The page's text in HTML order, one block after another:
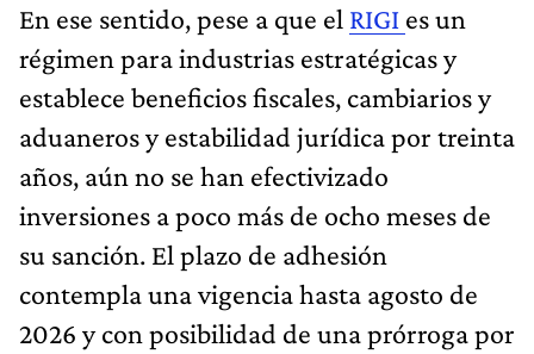
En ese sentido, pese a que el RIGI es un
régimen para industrias estratégicas y
establece beneficios fiscales, cambiarios y
aduaneros y estabilidad jurídica por treinta
años, aún no se han efectivizado
inversiones a poco más de ocho meses de
su sanción. El plazo de adhesión
contempla una vigencia hasta agosto de
2026 y con posibilidad de una prórroga por